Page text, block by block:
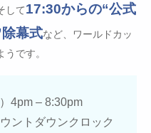
して17:30からの“公式
幕式など、ワールドカッ
です。
4pm – 8:30pm
ントダウンクロック